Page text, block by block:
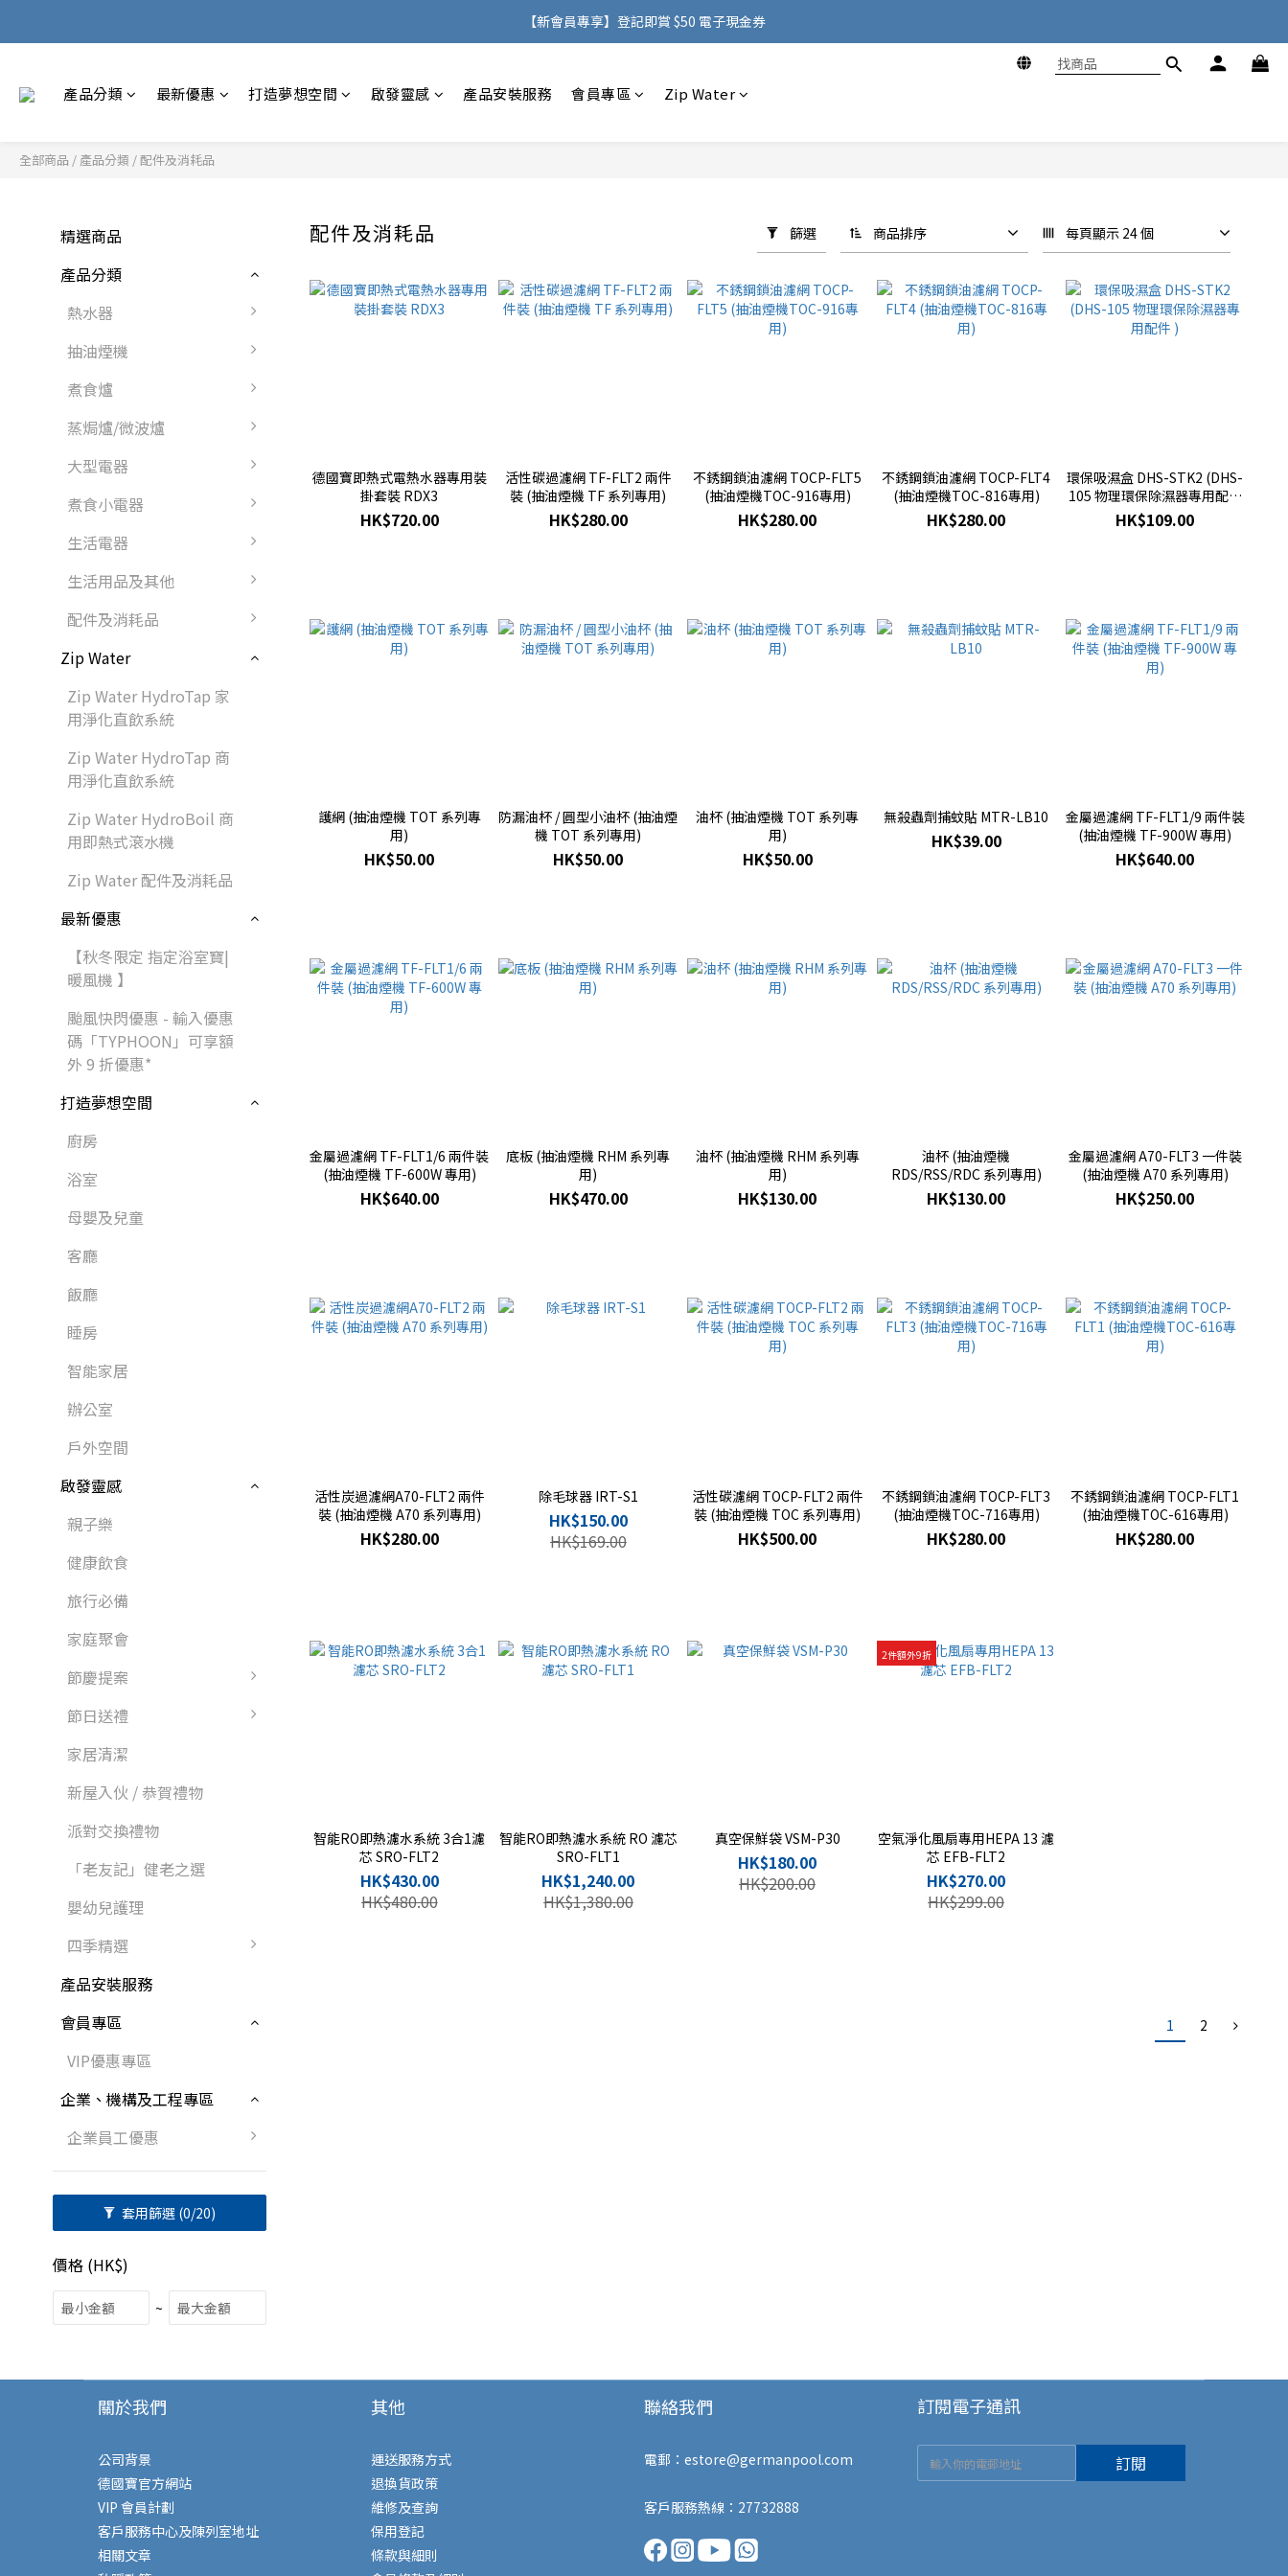
購物滿 HK$500，即可免費享用香港地區送貨服務
【新會員專享】登記即賞 $50 電子現金券
產品分類 最新優惠 打造夢想空間 啟發靈感 產品安裝服務 會員專區 Zip Water
全部商品 / 產品分類 /配件及消耗品
精選商品
產品分類
熱水器
抽油煙機
煮食爐
蒸焗爐/微波爐
大型電器
煮食小電器
生活電器
生活用品及其他
配件及消耗品
Zip Water
Zip Water HydroTap 家
用淨化直飲系統
Zip Water HydroTap 商
用淨化直飲系統
Zip Water HydroBoil 商
用即熱式滾水機
Zip Water 配件及消耗品
最新優惠
【秋冬限定 指定浴室寶|
暖風機 】
颱風快閃優惠 - 輸入優惠
碼「TYPHOON」可享額
外 9 折優惠*
打造夢想空間
廚房
浴室
母嬰及兒童
客廳
飯廳
睡房
智能家居
辦公室
戶外空間
啟發靈感
親子樂
健康飲食
旅行必備
家庭聚會
節慶提案
節日送禮
家居清潔
新屋入伙 / 恭賀禮物
派對交換禮物
「老友記」健老之選
嬰幼兒護理
四季精選
產品安裝服務
會員專區
VIP優惠專區
企業、機構及工程專區
企業員工優惠
套用篩選 (0/20)
價格 (HK$)
~
配件及消耗品 篩選 商品排序 每頁顯示 24 個
德國寶即熱式電熱水器專用裝
掛套裝 RDX3
HK$720.00
活性碳過濾網 TF-FLT2 兩件
裝 (抽油煙機 TF 系列專用)
HK$280.00
不銹鋼鎖油濾網 TOCP-FLT5
(抽油煙機TOC-916專用)
HK$280.00
不銹鋼鎖油濾網 TOCP-FLT4
(抽油煙機TOC-816專用)
HK$280.00
環保吸濕盒 DHS-STK2 (DHS-
105 物理環保除濕器專用配件
)
HK$109.00
護網 (抽油煙機 TOT 系列專
用)
HK$50.00
防漏油杯 / 圓型小油杯 (抽油煙
機 TOT 系列專用)
HK$50.00
油杯 (抽油煙機 TOT 系列專
用)
HK$50.00
無殺蟲劑捕蚊貼 MTR-LB10
HK$39.00
金屬過濾網 TF-FLT1/9 兩件裝
(抽油煙機 TF-900W 專用)
HK$640.00
金屬過濾網 TF-FLT1/6 兩件裝
(抽油煙機 TF-600W 專用)
HK$640.00
底板 (抽油煙機 RHM 系列專
用)
HK$470.00
油杯 (抽油煙機 RHM 系列專
用)
HK$130.00
油杯 (抽油煙機
RDS/RSS/RDC 系列專用)
HK$130.00
金屬過濾網 A70-FLT3 一件裝
(抽油煙機 A70 系列專用)
HK$250.00
活性炭過濾網A70-FLT2 兩件
裝 (抽油煙機 A70 系列專用)
HK$280.00
除毛球器 IRT-S1
HK$150.00
HK$169.00
活性碳濾網 TOCP-FLT2 兩件
裝 (抽油煙機 TOC 系列專用)
HK$500.00
不銹鋼鎖油濾網 TOCP-FLT3
(抽油煙機TOC-716專用)
HK$280.00
不銹鋼鎖油濾網 TOCP-FLT1
(抽油煙機TOC-616專用)
HK$280.00
智能RO即熱濾水系統 3合1濾
芯 SRO-FLT2
HK$430.00
HK$480.00
智能RO即熱濾水系統 RO 濾芯
SRO-FLT1
HK$1,240.00
HK$1,380.00
真空保鮮袋 VSM-P30
HK$180.00
HK$200.00
2件額外9折
空氣淨化風扇專用HEPA 13 濾
芯 EFB-FLT2
HK$270.00
HK$299.00
1 2
關於我們
公司背景
德國寶官方網站
VIP 會員計劃
客戶服務中心及陳列室地址
相關文章
其他
運送服務方式
退換貨政策
維修及查詢
保用登記
條款與細則
聯絡我們
電郵： estore@germanpool.com
客戶服務熱線：27732888
訂閱電子通訊
訂閱